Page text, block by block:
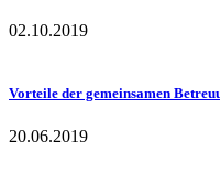
02.10.2019
Vorteile der gemeinsamen
20.06.2019